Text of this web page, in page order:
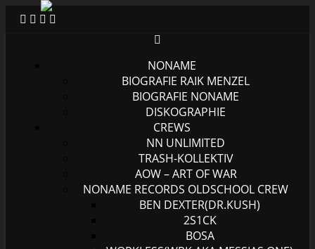
NONAME
BIOGRAFIE RAIK MENZEL
BIOGRAFIE NONAME
DISKOGRAPHIE
CREWS
NN UNLIMITED
TRASH-KOLLEKTIV
AOW – ART OF WAR
NONAME RECORDS OLDSCHOOL CREW
BEN DEXTER(DR.KUSH)
2S1CK
BOSA